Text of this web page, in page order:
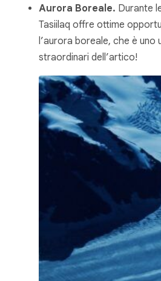
Aurora Boreale. Durante
Tasiilaq offre ottime
l’aurora boreale, che è uno
straordinari dell’artico!